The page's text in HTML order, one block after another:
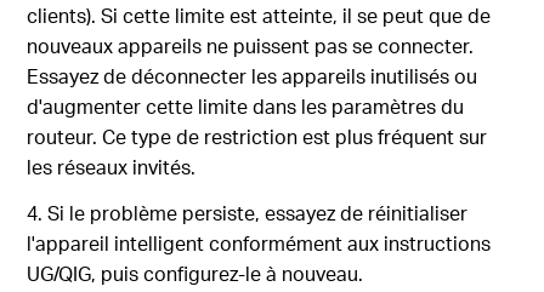
clients). Si cette limite est atteinte, il se peut que de
nouveaux appareils ne puissent pas se connecter.
Essayez de déconnecter les appareils inutilisés ou
d'augmenter cette limite dans les paramètres du
routeur. Ce type de restriction est plus fréquent sur
les réseaux invités.
4. Si le problème persiste, essayez de réinitialiser
l'appareil intelligent conformément aux instructions
UG/QIG, puis configurez-le à nouveau.